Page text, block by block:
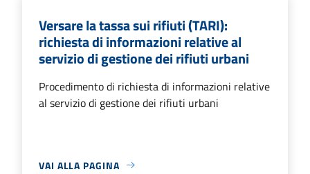
Versare la tassa sui rifiuti (TARI):
richiesta di informazioni relative al
servizio di gestione dei rifiuti urbani
Procedimento di richiesta di informazioni relative
al servizio di gestione dei rifiuti urbani
VAI ALLA PAGINA